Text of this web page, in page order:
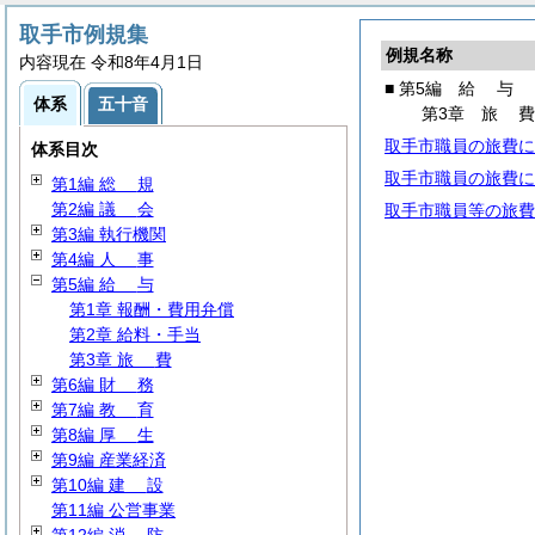
例規名称
■ 第5編 給 与
第3章 旅費
取手市職員の旅費
取手市職員の旅費
取手市職員等の旅
取手市例規集
内容現在 令和8年4月1日
体系 五十音
体系目次
第1編 総 規
第2編 議 会
第3編 執行機関
第4編 人 事
第5編 給 与
第1章 報酬・費用弁償
第2章 給料・手当
第3章 旅 費
第6編 財 務
第7編 教 育
第8編 厚 生
第9編 産業経済
第10編 建 設
第11編 公営事業